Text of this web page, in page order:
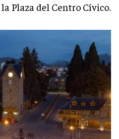
Plaza del Centro Cívico.